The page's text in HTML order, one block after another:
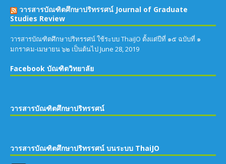
วารสารบัณฑิตศึกษาปริทรรศน์ Journal of Graduate
Studies Review
วารสารบัณฑิตศึกษาปริทรรศน์ ใช้ระบบ ThaiJO ตั้งแต่ปีที่ ๑๕ ฉบับที่ ๑
มกราคม-เมษายน ๖๒ เป็นต้นไปJune 28, 2019
Facebook บัณฑิตวิทยาลัย
วารสารบัณฑิตศึกษาปริทรรศน์
วารสารบัณฑิตศึกษาปริทรรศน์ บนระบบ ThaiJO